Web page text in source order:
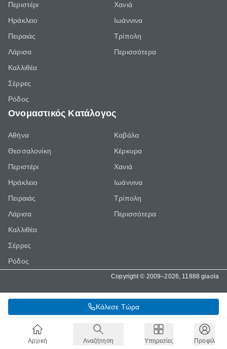
Κάλεσε Τώρα
Περιστέρι
Ηράκλειο
Πειραιάς
Λάρισα
Καλλιθέα
Σέρρες
Ρόδος
Χανιά
Ιωάννινα
Τρίπολη
Περισσότερα
Ονομαστικός Κατάλογος
Αθήνα
Θεσσαλονίκη
Περιστέρι
Ηράκλειο
Πειραιάς
Λάρισα
Καλλιθέα
Σέρρες
Ρόδος
Καβάλα
Κέρκυρα
Χανιά
Ιωάννινα
Τρίπολη
Περισσότερα
Copyright © 2009–2026, 11888 giaola
Αρχική Αναζήτηση Υπηρεσίες Προφίλ